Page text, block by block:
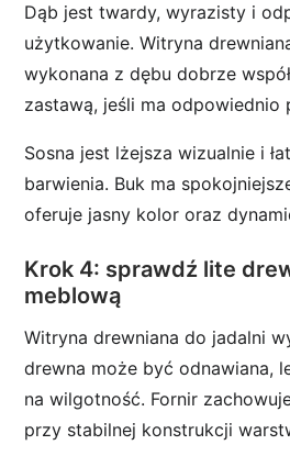
Dąb jest twardy, wyrazisty i
użytkowanie. Witryna
wykonana z dębu dobrze
zastawą, jeśli ma odpowiednio
Sosna jest lżejsza wizualnie i
barwienia. Buk ma
oferuje jasny kolor oraz
Krok 4: sprawdź lite
meblową
Witryna drewniana do jadalni
drewna może być odnawiana,
na wilgotność. Fornir
przy stabilnej konstrukcji